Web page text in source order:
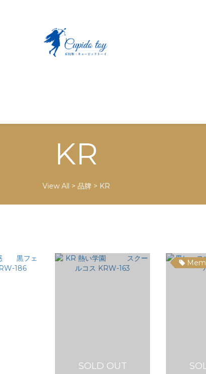
KR
View All >品牌 > KR
SOLD OUT